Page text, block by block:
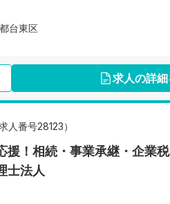
台東区
求人の詳
番号28123）
援！相続・事業承継・企業
士法人